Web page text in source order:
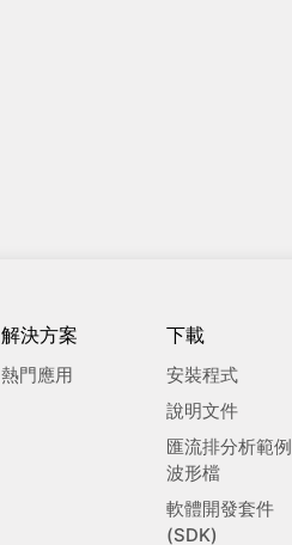
解決方案
熱門應用
下載
安裝程式
說明文件
匯流排分析範例
波形檔
軟體開發套件
(SDK)